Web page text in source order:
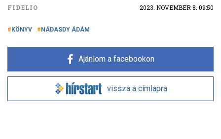
FIDELIO 2023. NOVEMBER 8. 09:50
KÖNYV NÁDASDY ÁDÁM
Ajánlom a facebookon
vissza a címlapra